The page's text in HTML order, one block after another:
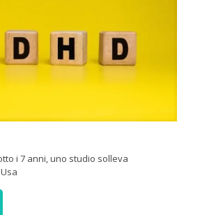
i 7 anni, uno studio solleva